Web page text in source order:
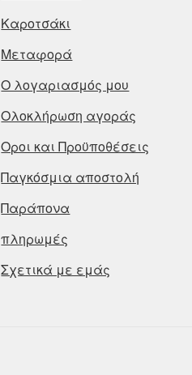
Καροτσάκι
Μεταφορά
Ο λογαριασμός μου
Ολοκλήρωση αγοράς
Οροι και Προϋποθέσεις
Παγκόσμια αποστολή
Παράπονα
πληρωμές
Σχετικά με εμάς